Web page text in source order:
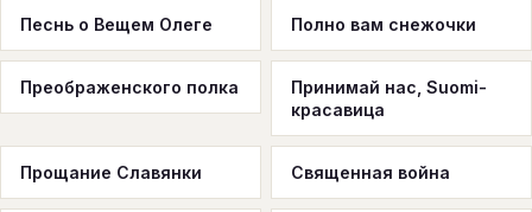
Песнь о Вещем Олеге Полно вам снежочки
Преображенского полка
Принимай нас, Suomi-
красавица
Прощание Славянки Священная война